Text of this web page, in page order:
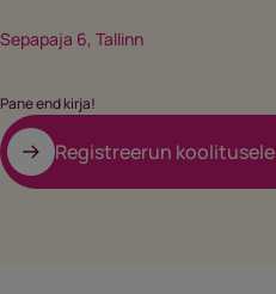
Sepapaja 6, Tallinn
Pane end kirja!
Registreerun koolitusele